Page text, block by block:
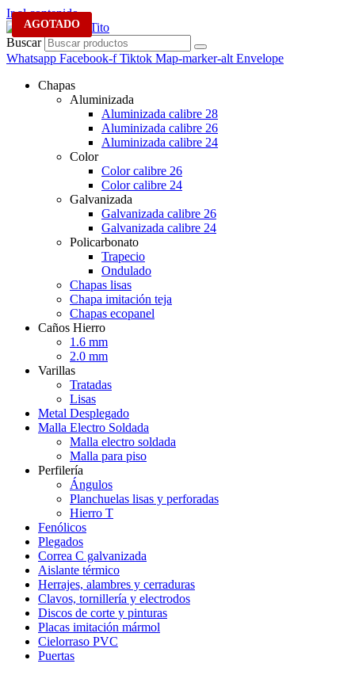
Ir al contenido
Buscar
Whatsapp Facebook-f Tiktok Map-marker-alt Envelope
Chapas
Aluminizada
Aluminizada calibre 28
Aluminizada calibre 26
Aluminizada calibre 24
Color
Color calibre 26
Color calibre 24
Galvanizada
Galvanizada calibre 26
Galvanizada calibre 24
Policarbonato
Trapecio
Ondulado
Chapas lisas
Chapa imitación teja
Chapas ecopanel
Caños Hierro
1.6 mm
2.0 mm
Varillas
Tratadas
Lisas
Metal Desplegado
Malla Electro Soldada
Malla electro soldada
Malla para piso
Perfilería
Ángulos
Planchuelas lisas y perforadas
Hierro T
Fenólicos
Plegados
Correa C galvanizada
Aislante térmico
Herrajes, alambres y cerraduras
Clavos, tornillería y electrodos
Discos de corte y pinturas
Placas imitación mármol
Cielorraso PVC
Puertas
AGOTADO
AGOTADO
AGOTADO